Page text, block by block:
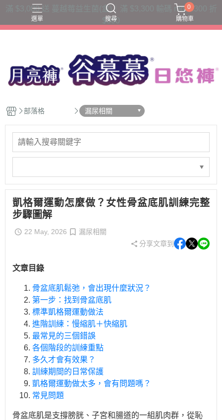
選單 搜尋
三片衛生棉吸收量 六片衛生棉吸收量 夜用款
護墊內褲
0
購物車
部落格 漏尿相關
凱格爾運動怎麼做？女性骨盆底肌訓練完整
步驟圖解
22 May, 2026
漏尿相關
分享文章到
文章目錄
骨盆底肌鬆弛，會出現什麼狀況？
第一步：找到骨盆底肌
標準凱格爾運動做法
進階訓練：慢縮肌＋快縮肌
最常見的三個錯誤
各個階段的訓練重點
多久才會有效果？
訓練期間的日常保護
凱格爾運動做太多，會有問題嗎？
常見問題
骨盆底肌是支撐膀胱、子宮和腸道的一組肌肉群，從恥
滿 $3,000 送 蔓越莓益生菌(盒)｜滿 $3,300 輸碼 moon300 折
$300